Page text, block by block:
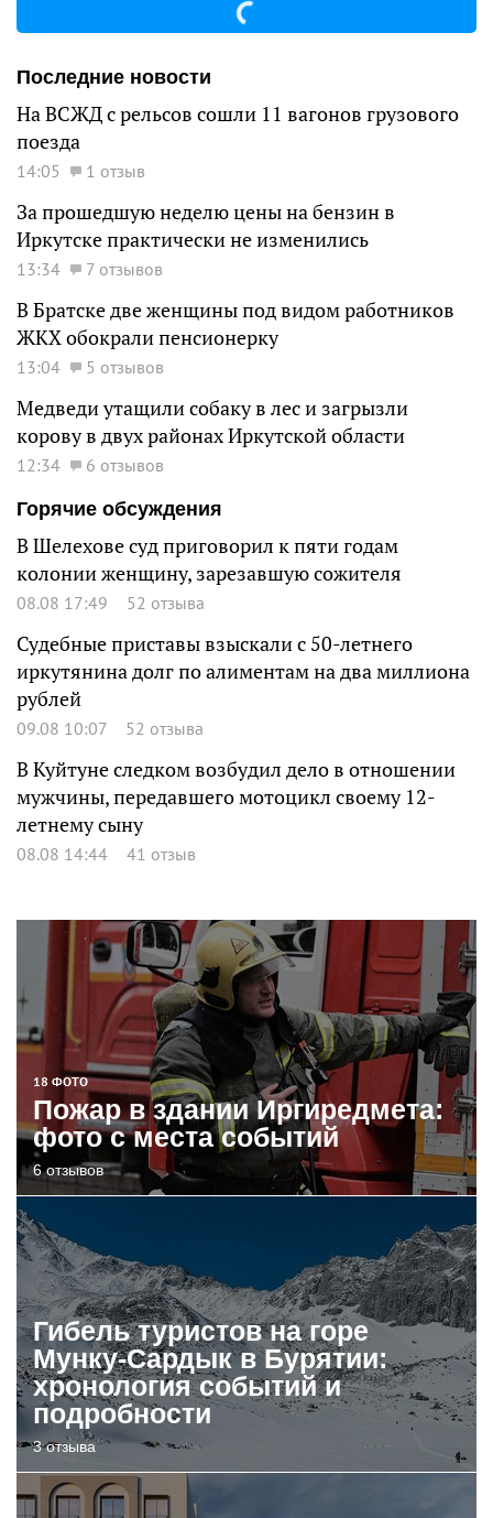
Последние новости
На ВСЖД с рельсов сошли 11 вагонов грузового
поезда
14:05 1 отзыв
За прошедшую неделю цены на бензин в
Иркутске практически не изменились
13:34 7 отзывов
В Братске две женщины под видом работников
ЖКХ обокрали пенсионерку
13:04 5 отзывов
Медведи утащили собаку в лес и загрызли
корову в двух районах Иркутской области
12:34
6 отзывов
Горячие обсуждения
В Шелехове суд приговорил к пяти годам
колонии женщину, зарезавшую сожителя
08.08 17:49 52 отзыва
Судебные приставы взыскали с 50-летнего
иркутянина долг по алиментам на два миллиона
рублей
09.08 10:07 52 отзыва
В Куйтуне следком возбудил дело в отношении
мужчины, передавшего мотоцикл своему 12-
летнему сыну
08.08 14:44 41 отзыв
18 ФОТО
Пожар в здании Иргиредмета:
фото с места событий
6 отзывов
Гибель туристов на горе
Мунку-Сардык в Бурятии:
хронология событий и
подробности
3 отзыва